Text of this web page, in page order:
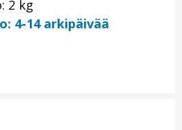
2 kg
4-14 arkipäivää